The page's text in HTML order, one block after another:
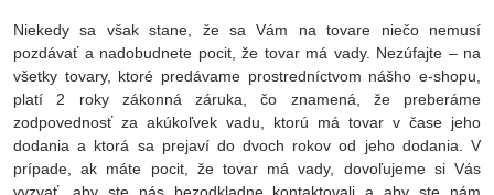
Niekedy sa však stane, že sa Vám na tovare niečo nemusí
pozdávať a nadobudnete pocit, že tovar má vady. Nezúfajte – na
všetky tovary, ktoré predávame prostredníctvom nášho e-shopu,
platí 2 roky zákonná záruka, čo znamená, že preberáme
zodpovednosť za akúkoľvek vadu, ktorú má tovar v čase jeho
dodania a ktorá sa prejaví do dvoch rokov od jeho dodania. V
prípade, ak máte pocit, že tovar má vady, dovoľujeme si Vás